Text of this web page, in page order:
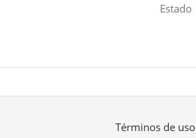
Estado
Términos de uso